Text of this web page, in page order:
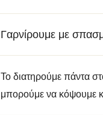
Γαρνίρουμε με
Το διατηρούμε πάντα
μπορούμε να κόψουμε